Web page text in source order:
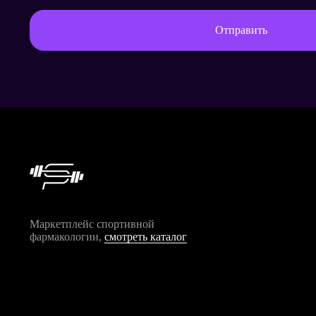
Отправить
Маркетплейс спортивной
фармакологии, смотреть каталог